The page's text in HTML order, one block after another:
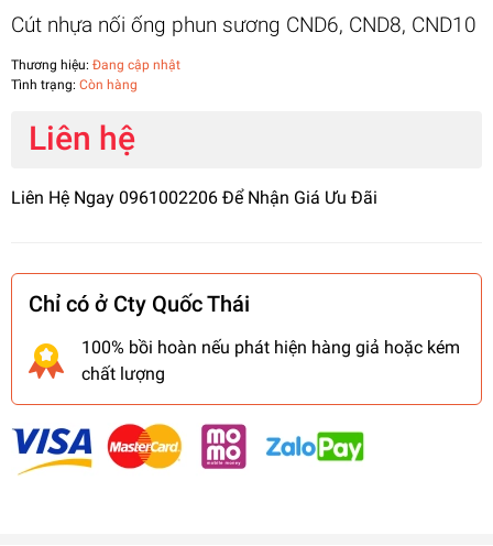
Cút nhựa nối ống phun sương CND6, CND8, CND10
Thương hiệu: Đang cập nhật
Tình trạng: Còn hàng
Liên hệ
Liên Hệ Ngay 0961002206 Để Nhận Giá Ưu Đãi
Chỉ có ở Cty Quốc Thái
100% bồi hoàn nếu phát hiện hàng giả hoặc kém
chất lượng